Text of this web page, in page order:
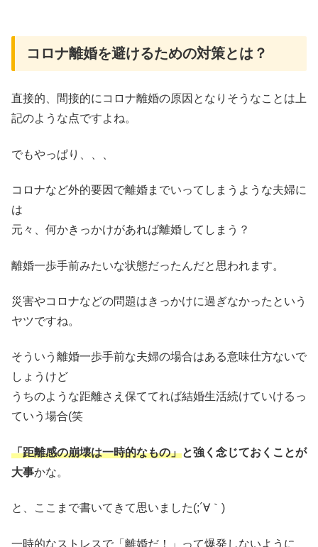
コロナ離婚を避けるための対策とは？
直接的、間接的にコロナ離婚の原因となりそうなことは上
記のような点ですよね。
でもやっぱり、、、
コロナなど外的要因で離婚までいってしまうような夫婦に
は
元々、何かきっかけがあれば離婚してしまう？
離婚一歩手前みたいな状態だったんだと思われます。
災害やコロナなどの問題はきっかけに過ぎなかったという
ヤツですね。
そういう離婚一歩手前な夫婦の場合はある意味仕方ないで
しょうけど
うちのような距離さえ保ててれば結婚生活続けていけるっ
ていう場合(笑
「距離感の崩壊は一時的なもの」と強く念じておくことが
大事かな。
と、ここまで書いてきて思いました(;´∀｀)
一時的なストレスで「離婚だ！」って爆発しないように